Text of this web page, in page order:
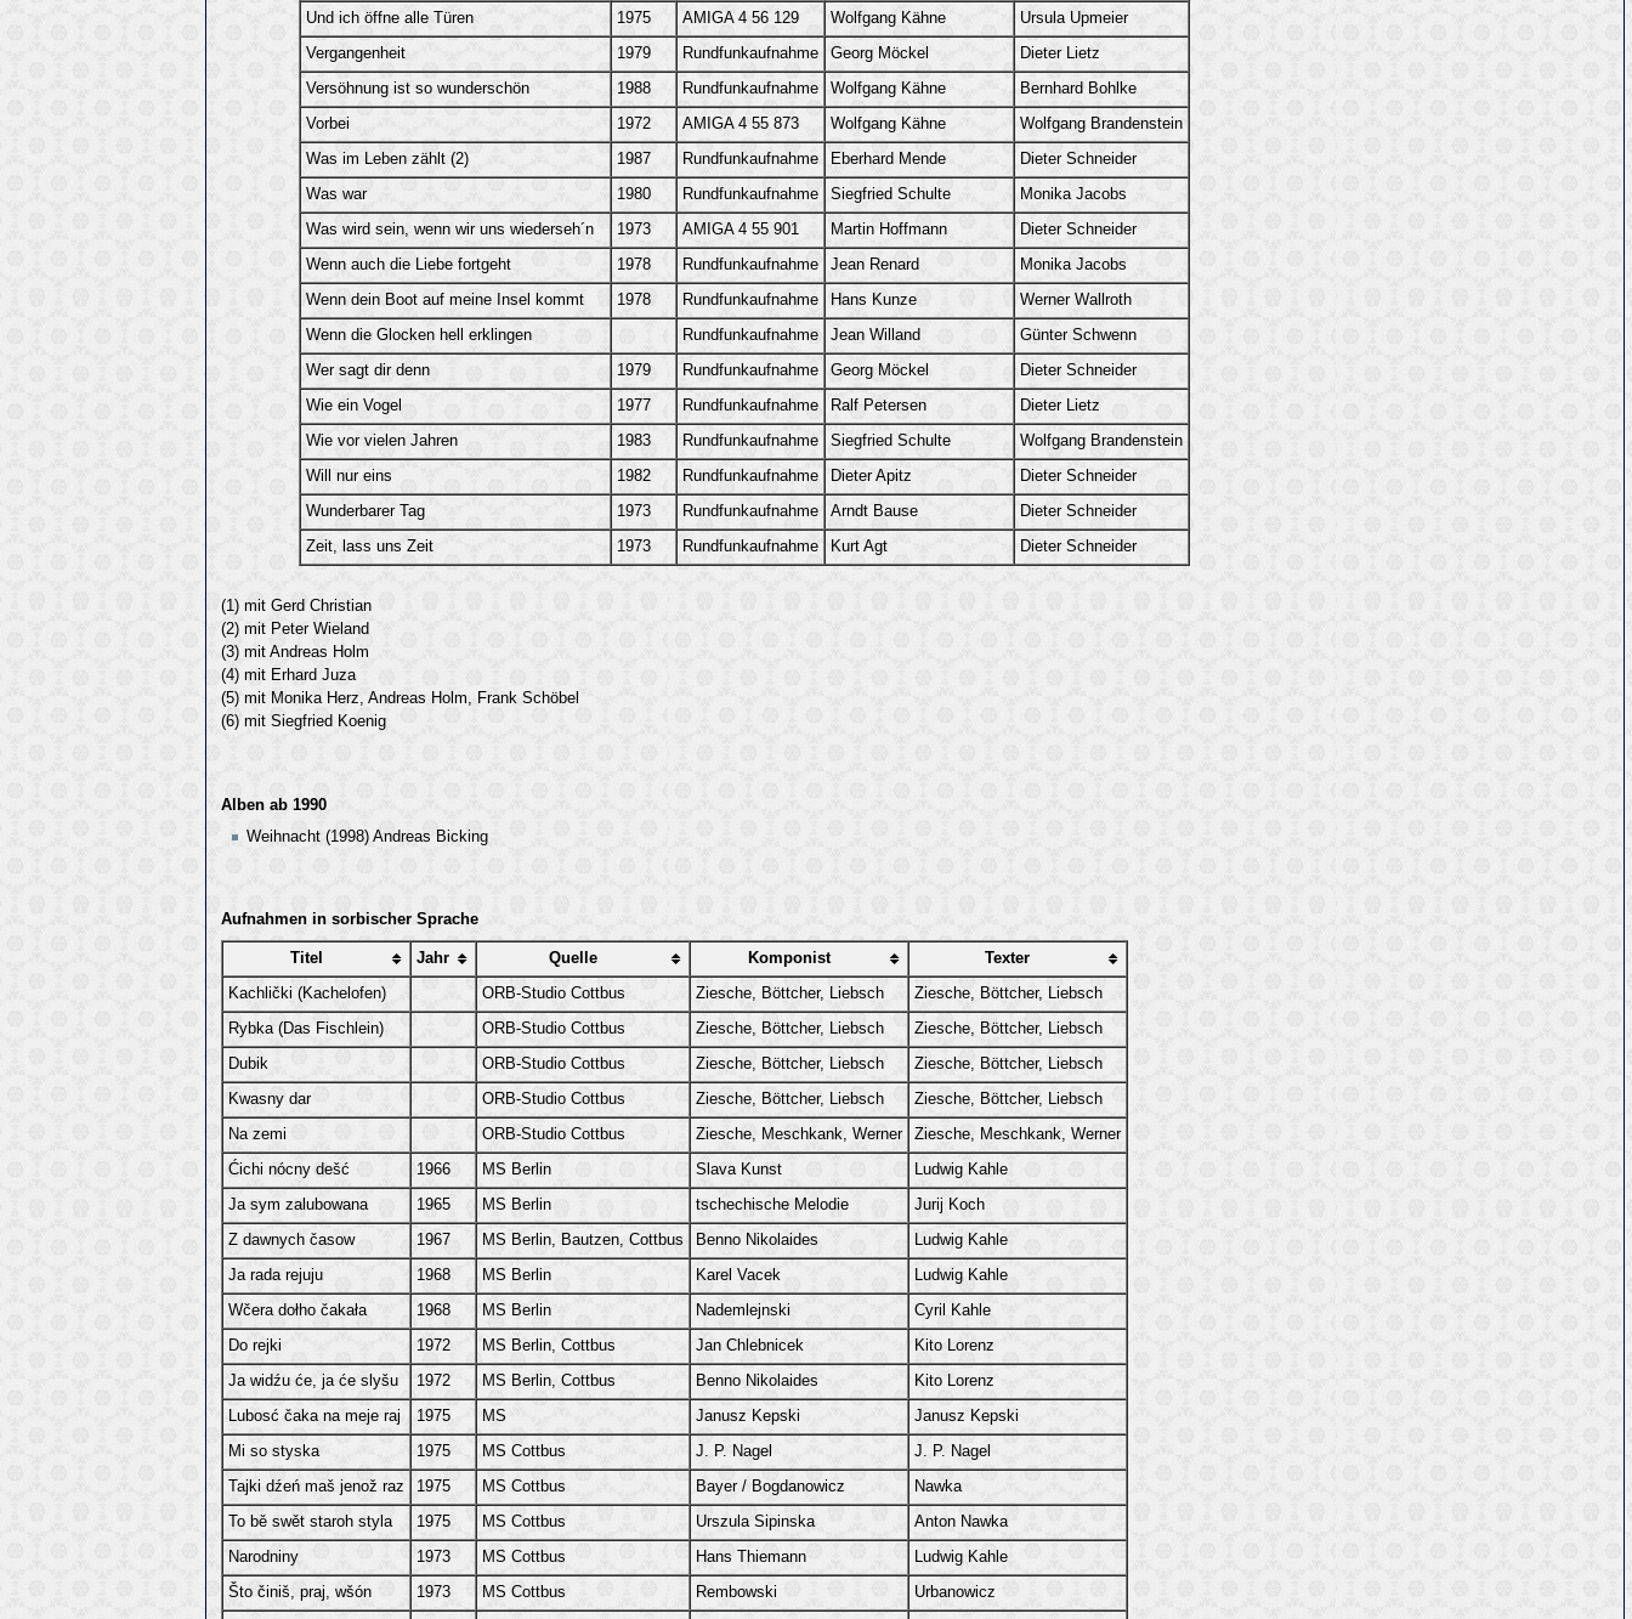
Und ich öffne alle Türen 1975 AMIGA 4 56 129 Wolfgang Kähne Ursula Upmeier
Vergangenheit 1979 Rundfunkaufnahme Georg Möckel Dieter Lietz
Versöhnung ist so wunderschön 1988 Rundfunkaufnahme Wolfgang Kähne Bernhard Bohlke
Vorbei 1972 AMIGA 4 55 873 Wolfgang Kähne Wolfgang Brandenstein
Was im Leben zählt (2) 1987 Rundfunkaufnahme Eberhard Mende Dieter Schneider
Was war 1980 Rundfunkaufnahme Siegfried Schulte Monika Jacobs
Was wird sein, wenn wir uns wiederseh´n 1973 AMIGA 4 55 901 Martin Hoffmann Dieter Schneider
Wenn auch die Liebe fortgeht 1978 Rundfunkaufnahme Jean Renard Monika Jacobs
Wenn dein Boot auf meine Insel kommt 1978 Rundfunkaufnahme Hans Kunze Werner Wallroth
Wenn die Glocken hell erklingen Rundfunkaufnahme Jean Willand Günter Schwenn
Wer sagt dir denn 1979 Rundfunkaufnahme Georg Möckel Dieter Schneider
Wie ein Vogel 1977 Rundfunkaufnahme Ralf Petersen Dieter Lietz
Wie vor vielen Jahren 1983 Rundfunkaufnahme Siegfried Schulte Wolfgang Brandenstein
Will nur eins 1982 Rundfunkaufnahme Dieter Apitz Dieter Schneider
Wunderbarer Tag 1973 Rundfunkaufnahme Arndt Bause Dieter Schneider
Zeit, lass uns Zeit 1973 Rundfunkaufnahme Kurt Agt Dieter Schneider
(1) mit Gerd Christian
(2) mit Peter Wieland
(3) mit Andreas Holm
(4) mit Erhard Juza
(5) mit Monika Herz, Andreas Holm, Frank Schöbel
(6) mit Siegfried Koenig
Alben ab 1990
Weihnacht (1998) Andreas Bicking
Aufnahmen in sorbischer Sprache
Titel Jahr Quelle Komponist Texter
Kachlički (Kachelofen) ORB-Studio Cottbus Ziesche, Böttcher, Liebsch Ziesche, Böttcher, Liebsch
Rybka (Das Fischlein) ORB-Studio Cottbus Ziesche, Böttcher, Liebsch Ziesche, Böttcher, Liebsch
Dubik ORB-Studio Cottbus Ziesche, Böttcher, Liebsch Ziesche, Böttcher, Liebsch
Kwasny dar ORB-Studio Cottbus Ziesche, Böttcher, Liebsch Ziesche, Böttcher, Liebsch
Na zemi ORB-Studio Cottbus Ziesche, Meschkank, Werner Ziesche, Meschkank, Werner
Ćichi nócny dešć 1966 MS Berlin Slava Kunst Ludwig Kahle
Ja sym zalubowana 1965 MS Berlin tschechische Melodie Jurij Koch
Z dawnych časow 1967 MS Berlin, Bautzen, Cottbus Benno Nikolaides Ludwig Kahle
Ja rada rejuju 1968 MS Berlin Karel Vacek Ludwig Kahle
Wčera dołho čakała 1968 MS Berlin Nademlejnski Cyril Kahle
Do rejki 1972 MS Berlin, Cottbus Jan Chlebnicek Kito Lorenz
Ja widźu će, ja će slyšu 1972 MS Berlin, Cottbus Benno Nikolaides Kito Lorenz
Lubosć čaka na meje raj 1975 MS Janusz Kepski Janusz Kepski
Mi so styska 1975 MS Cottbus J. P. Nagel J. P. Nagel
Tajki dźeń maš jenož raz 1975 MS Cottbus Bayer / Bogdanowicz Nawka
To bě swět staroh styla 1975 MS Cottbus Urszula Sipinska Anton Nawka
Narodniny 1973 MS Cottbus Hans Thiemann Ludwig Kahle
Što činiš, praj, wšón 1973 MS Cottbus Rembowski Urbanowicz